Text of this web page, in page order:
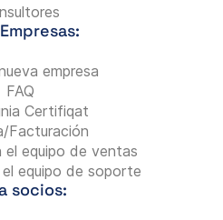
empresa
FAQ
Certifiqat
Facturación
equipo de ventas
equipo de soporte
socios: